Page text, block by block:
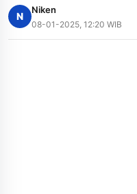
N
Niken
08-01-2025, 12:20 WIB